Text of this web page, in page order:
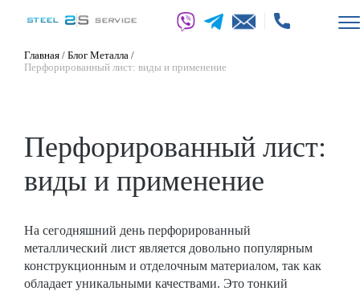
Главная / Блог Металла /
Перфорированный лист: виды и применение
Перфорированный лист:
виды и применение
На сегодняшний день перфорированный
металлический лист является довольно популярным
конструкционным и отделочным материалом, так как
обладает уникальными качествами. Это тонкий